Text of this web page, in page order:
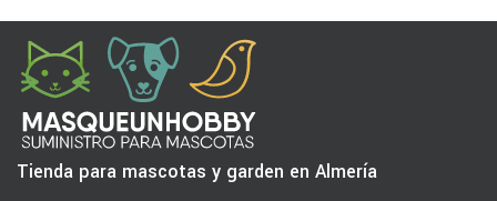
Tienda para mascotas y garden en Almería